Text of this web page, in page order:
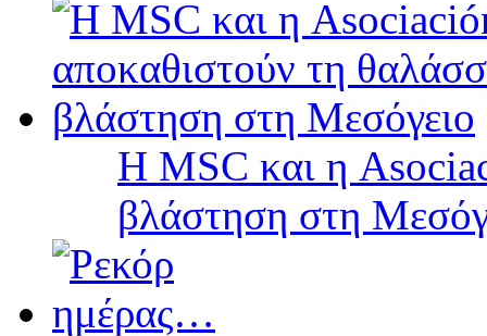
Η MSC και η
βλάστηση στη